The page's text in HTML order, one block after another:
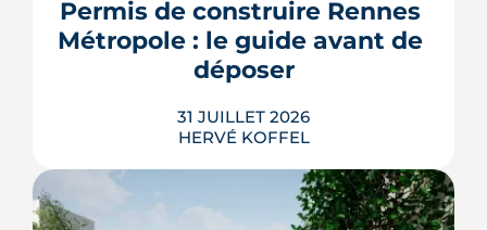
resserrent le budget des acheteurs à la
rentrée 2026.
LIRE L'ARTICLE
Permis de construire Rennes
Métropole : le guide avant de
déposer
31 JUILLET 2026
HERVÉ KOFFEL